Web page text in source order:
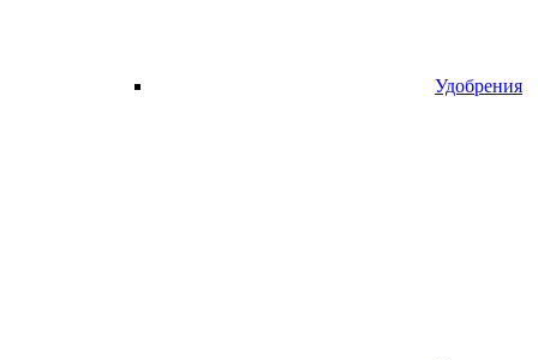
Удобрения